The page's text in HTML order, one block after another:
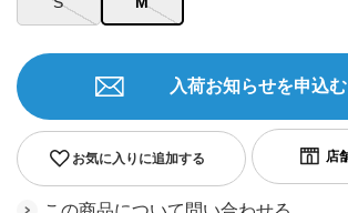
お気に入りに追加する
入荷お知らせを申込む